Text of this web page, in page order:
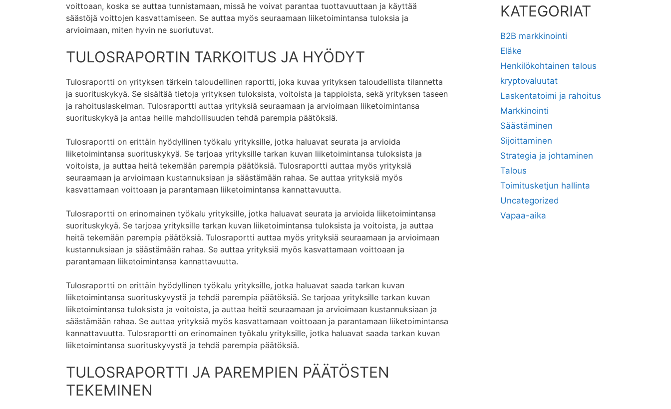
voittoaan, koska se auttaa tunnistamaan, missä he voivat parantaa tuottavuuttaan ja käyttää
säästöjä voittojen kasvattamiseen. Se auttaa myös seuraamaan liiketoimintansa tuloksia ja
arvioimaan, miten hyvin ne suoriutuvat.
TULOSRAPORTIN TARKOITUS JA HYÖDYT
Tulosraportti on yrityksen tärkein taloudellinen raportti, joka kuvaa yrityksen taloudellista tilannetta
ja suorituskykyä. Se sisältää tietoja yrityksen tuloksista, voitoista ja tappioista, sekä yrityksen taseen
ja rahoituslaskelman. Tulosraportti auttaa yrityksiä seuraamaan ja arvioimaan liiketoimintansa
suorituskykyä ja antaa heille mahdollisuuden tehdä parempia päätöksiä.
Tulosraportti on erittäin hyödyllinen työkalu yrityksille, jotka haluavat seurata ja arvioida
liiketoimintansa suorituskykyä. Se tarjoaa yrityksille tarkan kuvan liiketoimintansa tuloksista ja
voitoista, ja auttaa heitä tekemään parempia päätöksiä. Tulosraportti auttaa myös yrityksiä
seuraamaan ja arvioimaan kustannuksiaan ja säästämään rahaa. Se auttaa yrityksiä myös
kasvattamaan voittoaan ja parantamaan liiketoimintansa kannattavuutta.
Tulosraportti on erinomainen työkalu yrityksille, jotka haluavat seurata ja arvioida liiketoimintansa
suorituskykyä. Se tarjoaa yrityksille tarkan kuvan liiketoimintansa tuloksista ja voitoista, ja auttaa
heitä tekemään parempia päätöksiä. Tulosraportti auttaa myös yrityksiä seuraamaan ja arvioimaan
kustannuksiaan ja säästämään rahaa. Se auttaa yrityksiä myös kasvattamaan voittoaan ja
parantamaan liiketoimintansa kannattavuutta.
Tulosraportti on erittäin hyödyllinen työkalu yrityksille, jotka haluavat saada tarkan kuvan
liiketoimintansa suorituskyvystä ja tehdä parempia päätöksiä. Se tarjoaa yrityksille tarkan kuvan
liiketoimintansa tuloksista ja voitoista, ja auttaa heitä seuraamaan ja arvioimaan kustannuksiaan ja
säästämään rahaa. Se auttaa yrityksiä myös kasvattamaan voittoaan ja parantamaan liiketoimintansa
kannattavuutta. Tulosraportti on erinomainen työkalu yrityksille, jotka haluavat saada tarkan kuvan
liiketoimintansa suorituskyvystä ja tehdä parempia päätöksiä.
TULOSRAPORTTI JA PAREMPIEN PÄÄTÖSTEN
TEKEMINEN
KATEGORIAT
B2B markkinointi
Eläke
Henkilökohtainen talous
kryptovaluutat
Laskentatoimi ja rahoitus
Markkinointi
Säästäminen
Sijoittaminen
Strategia ja johtaminen
Talous
Toimitusketjun hallinta
Uncategorized
Vapaa-aika